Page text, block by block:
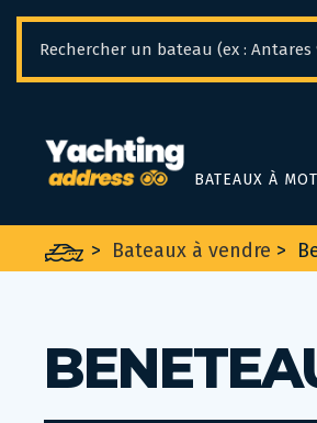
BATEAUX À
> Bateaux à vendre >
Panneau de gestion des cookies